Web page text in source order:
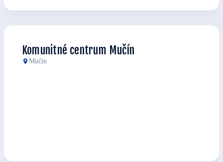
Komunitné centrum Mučín
Mučín